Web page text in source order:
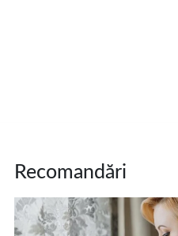
Recomandări